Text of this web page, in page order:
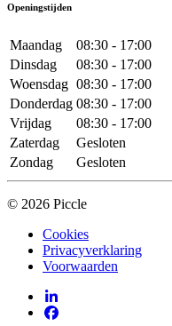
Openingstijden
Maandag
08:30 - 17:00
Dinsdag
08:30 - 17:00
Woensdag 08:30 - 17:00
Donderdag 08:30 - 17:00
Vrijdag
08:30 - 17:00
Zaterdag
Gesloten
Zondag
Gesloten
© 2026 Piccle
Cookies
Privacyverklaring
Voorwaarden